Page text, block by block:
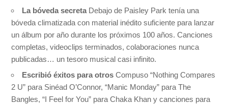
La bóveda secreta Debajo de Paisley Park tenía una
bóveda climatizada con material inédito suficiente para lanzar
un álbum por año durante los próximos 100 años. Canciones
completas, videoclips terminados, colaboraciones nunca
publicadas… un tesoro musical casi infinito.
Escribió éxitos para otros Compuso “Nothing Compares
2 U” para Sinéad O’Connor, “Manic Monday” para The
Bangles, “I Feel for You” para Chaka Khan y canciones para